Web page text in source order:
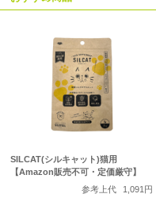
SILCAT(シルキャット)猫用
【Amazon販売不可・定価厳守】
参考上代
1,091円